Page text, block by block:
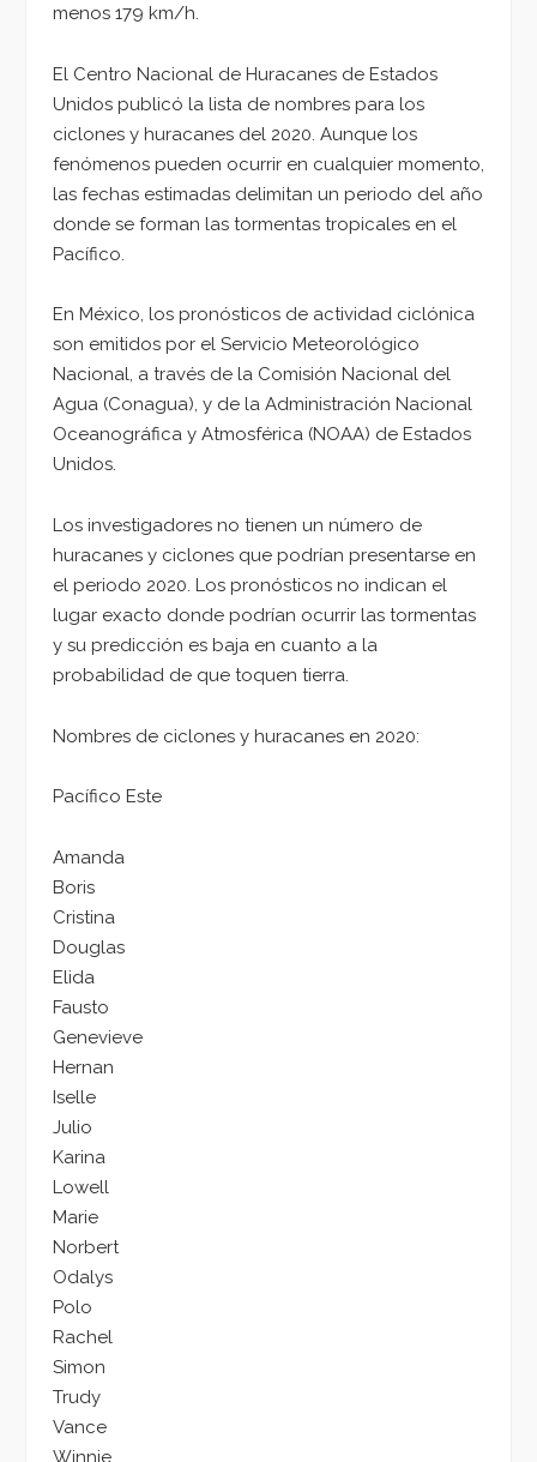
menos 179 km/h.
El Centro Nacional de Huracanes de Estados
Unidos publicó la lista de nombres para los
ciclones y huracanes del 2020. Aunque los
fenómenos pueden ocurrir en cualquier momento,
las fechas estimadas delimitan un periodo del año
donde se forman las tormentas tropicales en el
Pacífico.
En México, los pronósticos de actividad ciclónica
son emitidos por el Servicio Meteorológico
Nacional, a través de la Comisión Nacional del
Agua (Conagua), y de la Administración Nacional
Oceanográfica y Atmosférica (NOAA) de Estados
Unidos.
Los investigadores no tienen un número de
huracanes y ciclones que podrían presentarse en
el periodo 2020. Los pronósticos no indican el
lugar exacto donde podrían ocurrir las tormentas
y su predicción es baja en cuanto a la
probabilidad de que toquen tierra.
Nombres de ciclones y huracanes en 2020:
Pacífico Este
Amanda
Boris
Cristina
Douglas
Elida
Fausto
Genevieve
Hernan
Iselle
Julio
Karina
Lowell
Marie
Norbert
Odalys
Polo
Rachel
Simon
Trudy
Vance
Winnie